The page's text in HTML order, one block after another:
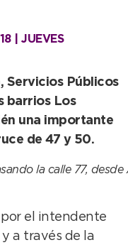
| JUEVES
Servicios Públicos
barrios Los
una importante
de 47 y 50.
la calle 77, desde
por el intendente
a través de la